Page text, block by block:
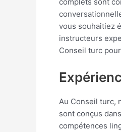
vous souhaitiez
instructeurs
Conseil turc
Au Conseil turc,
sont conçus
compétences